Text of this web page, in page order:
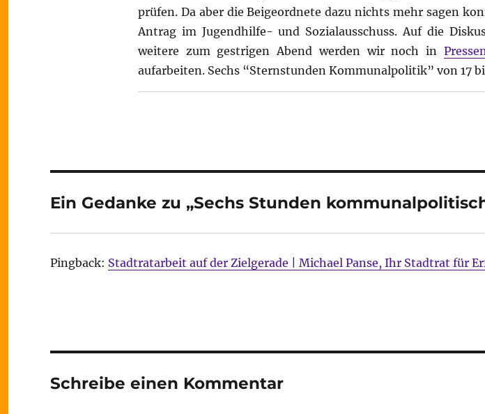
prüfen. Da aber die Beigeordnete dazu nichts mehr sagen
Antrag im Jugendhilfe- und Sozialausschuss. Auf die
weitere zum gestrigen Abend werden wir noch in
aufarbeiten. Sechs “Sternstunden Kommunalpolitik” von 17
Ein Gedanke zu „Sechs Stunden
Pingback: Stadtratarbeit auf der Zielgerade | Michael Panse, Ihr Stadtrat für
Schreibe einen Kommentar